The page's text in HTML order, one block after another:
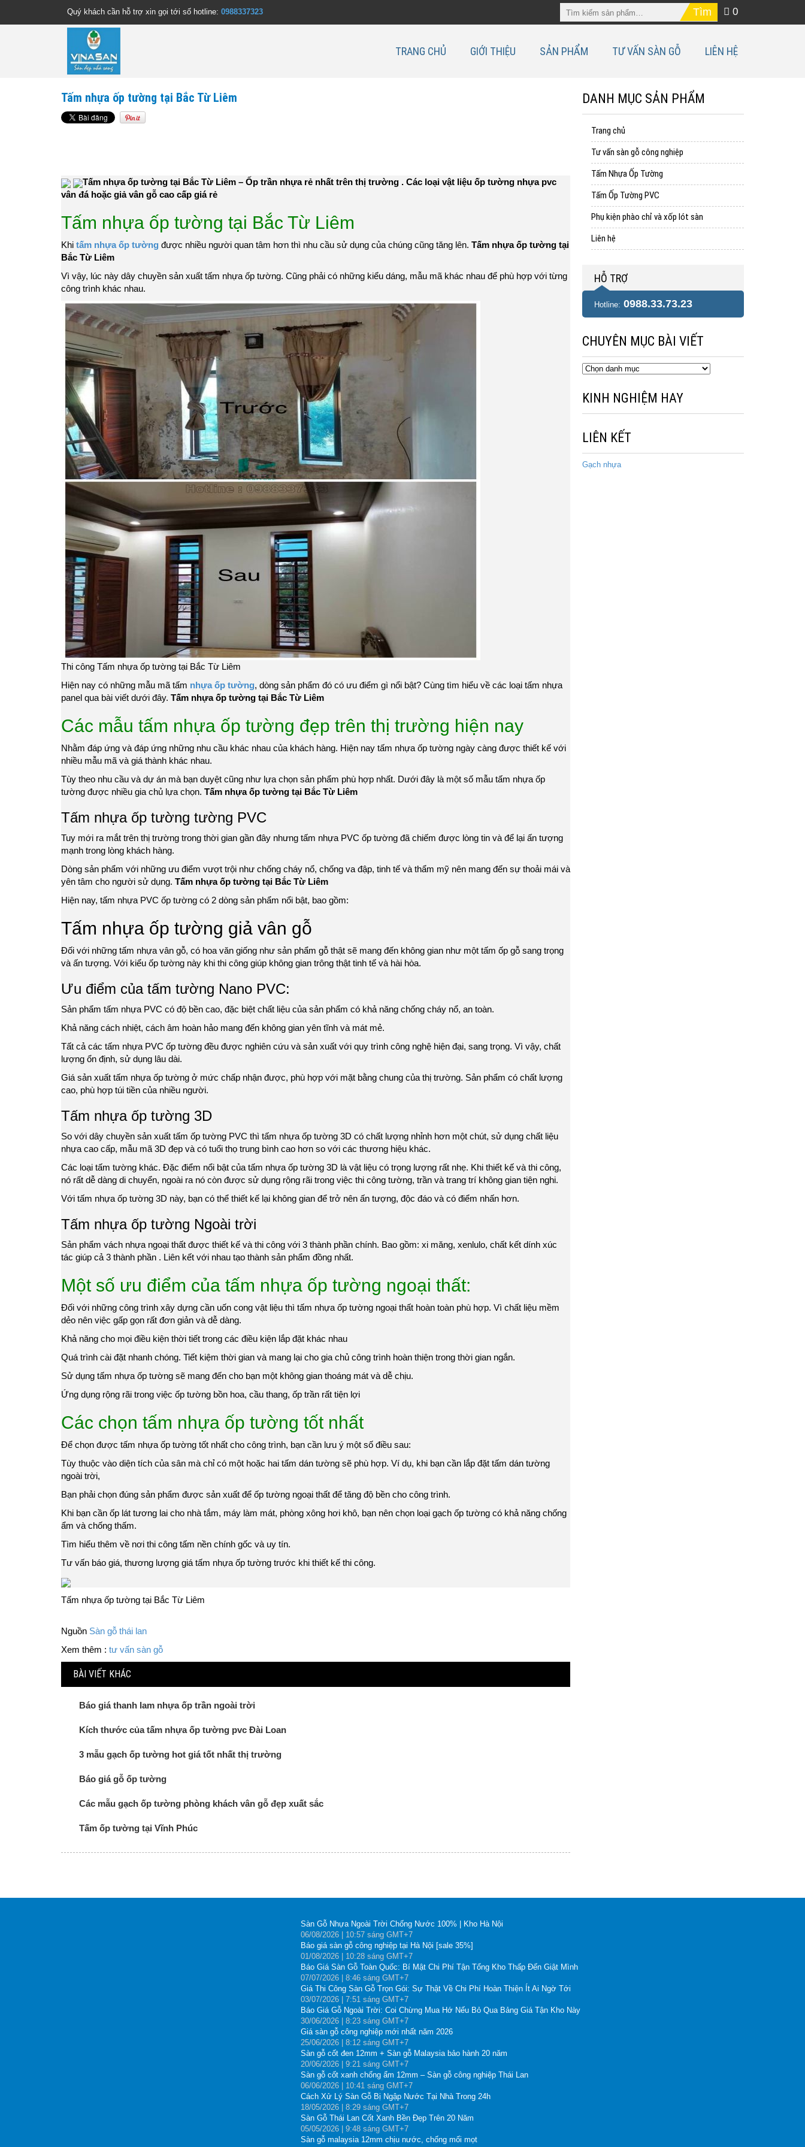
Quý khách cần hỗ trợ xin gọi tới số hotline: 0988337323 0
TRANG CHỦ GIỚI THIỆU SẢN PHẨM TƯ VẤN SÀN GỖ LIÊN HỆ
Tấm nhựa ốp tường tại Bắc Từ Liêm
Tấm nhựa ốp tường tại Bắc Từ Liêm – Ốp trần nhựa rẻ nhất trên thị trường . Các loại vật liệu ốp tường nhựa pvc
vân đá hoặc giả vân gỗ cao cấp giá rẻ
Tấm nhựa ốp tường tại Bắc Từ Liêm
Khi tấm nhựa ốp tường được nhiều người quan tâm hơn thì nhu cầu sử dụng của chúng cũng tăng lên. Tấm nhựa ốp tường tại
Bắc Từ Liêm
Vì vậy, lúc này dây chuyền sản xuất tấm nhựa ốp tường. Cũng phải có những kiểu dáng, mẫu mã khác nhau để phù hợp với từng
công trình khác nhau.
Thi công Tấm nhựa ốp tường tại Bắc Từ Liêm
Hiện nay có những mẫu mã tấm nhựa ốp tường, dòng sản phẩm đó có ưu điểm gì nổi bật? Cùng tìm hiểu về các loại tấm nhựa
panel qua bài viết dưới đây. Tấm nhựa ốp tường tại Bắc Từ Liêm
Các mẫu tấm nhựa ốp tường đẹp trên thị trường hiện nay
Nhằm đáp ứng và đáp ứng những nhu cầu khác nhau của khách hàng. Hiện nay tấm nhựa ốp tường ngày càng được thiết kế với
nhiều mẫu mã và giá thành khác nhau.
Tùy theo nhu cầu và dự án mà bạn duyệt cũng như lựa chọn sản phẩm phù hợp nhất. Dưới đây là một số mẫu tấm nhựa ốp
tường được nhiều gia chủ lựa chọn. Tấm nhựa ốp tường tại Bắc Từ Liêm
Tấm nhựa ốp tường tường PVC
Tuy mới ra mắt trên thị trường trong thời gian gần đây nhưng tấm nhựa PVC ốp tường đã chiếm được lòng tin và để lại ấn tượng
mạnh trong lòng khách hàng.
Dòng sản phẩm với những ưu điểm vượt trội như chống cháy nổ, chống va đập, tinh tế và thẩm mỹ nên mang đến sự thoải mái và
yên tâm cho người sử dụng. Tấm nhựa ốp tường tại Bắc Từ Liêm
Hiện nay, tấm nhựa PVC ốp tường có 2 dòng sản phẩm nổi bật, bao gồm:
Tấm nhựa ốp tường giả vân gỗ
Đối với những tấm nhựa vân gỗ, có hoa văn giống như sản phẩm gỗ thật sẽ mang đến không gian như một tấm ốp gỗ sang trọng
và ấn tượng. Với kiểu ốp tường này khi thi công giúp không gian trông thật tinh tế và hài hòa.
Ưu điểm của tấm tường Nano PVC:
Sản phẩm tấm nhựa PVC có độ bền cao, đặc biệt chất liệu của sản phẩm có khả năng chống cháy nổ, an toàn.
Khả năng cách nhiệt, cách âm hoàn hảo mang đến không gian yên tĩnh và mát mẻ.
Tất cả các tấm nhựa PVC ốp tường đều được nghiên cứu và sản xuất với quy trình công nghệ hiện đại, sang trọng. Vì vậy, chất
lượng ổn định, sử dụng lâu dài.
Giá sản xuất tấm nhựa ốp tường ở mức chấp nhận được, phù hợp với mặt bằng chung của thị trường. Sản phẩm có chất lượng
cao, phù hợp túi tiền của nhiều người.
Tấm nhựa ốp tường 3D
So với dây chuyền sản xuất tấm ốp tường PVC thì tấm nhựa ốp tường 3D có chất lượng nhỉnh hơn một chút, sử dụng chất liệu
nhựa cao cấp, mẫu mã 3D đẹp và có tuổi thọ trung bình cao hơn so với các thương hiệu khác.
Các loại tấm tường khác. Đặc điểm nổi bật của tấm nhựa ốp tường 3D là vật liệu có trọng lượng rất nhẹ. Khi thiết kế và thi công,
nó rất dễ dàng di chuyển, ngoài ra nó còn được sử dụng rộng rãi trong việc thi công tường, trần và trang trí không gian tiện nghi.
Với tấm nhựa ốp tường 3D này, bạn có thể thiết kế lại không gian để trở nên ấn tượng, độc đáo và có điểm nhấn hơn.
Tấm nhựa ốp tường Ngoài trời
Sản phẩm vách nhựa ngoại thất được thiết kế và thi công với 3 thành phần chính. Bao gồm: xi măng, xenlulo, chất kết dính xúc
tác giúp cả 3 thành phần . Liên kết với nhau tạo thành sản phẩm đồng nhất.
Một số ưu điểm của tấm nhựa ốp tường ngoại thất:
Đối với những công trình xây dựng cần uốn cong vật liệu thì tấm nhựa ốp tường ngoại thất hoàn toàn phù hợp. Vì chất liệu mềm
dẻo nên việc gấp gọn rất đơn giản và dễ dàng.
Khả năng cho mọi điều kiện thời tiết trong các điều kiện lắp đặt khác nhau
Quá trình cài đặt nhanh chóng. Tiết kiệm thời gian và mang lại cho gia chủ công trình hoàn thiện trong thời gian ngắn.
Sử dụng tấm nhựa ốp tường sẽ mang đến cho bạn một không gian thoáng mát và dễ chịu.
Ứng dụng rộng rãi trong việc ốp tường bồn hoa, cầu thang, ốp trần rất tiện lợi
Các chọn tấm nhựa ốp tường tốt nhất
Để chọn được tấm nhựa ốp tường tốt nhất cho công trình, bạn cần lưu ý một số điều sau:
Tùy thuộc vào diện tích của sân mà chỉ có một hoặc hai tấm dán tường sẽ phù hợp. Ví dụ, khi bạn cần lắp đặt tấm dán tường
ngoài trời,
Bạn phải chọn đúng sản phẩm được sản xuất để ốp tường ngoại thất để tăng độ bền cho công trình.
Khi bạn cần ốp lát tương lai cho nhà tắm, máy làm mát, phòng xông hơi khô, bạn nên chọn loại gạch ốp tường có khả năng chống
ẩm và chống thấm.
Tìm hiểu thêm về nơi thi công tấm nền chính gốc và uy tín.
Tư vấn báo giá, thương lượng giá tấm nhựa ốp tường trước khi thiết kế thi công.
Tấm nhựa ốp tường tại Bắc Từ Liêm
Nguồn Sàn gỗ thái lan
Xem thêm : tư vấn sàn gỗ
BÀI VIẾT KHÁC
Báo giá thanh lam nhựa ốp trần ngoài trời
Kích thước của tấm nhựa ốp tường pvc Đài Loan
3 mẫu gạch ốp tường hot giá tốt nhất thị trường
Báo giá gỗ ốp tường
Các mẫu gạch ốp tường phòng khách vân gỗ đẹp xuất sắc
Tấm ốp tường tại Vĩnh Phúc
DANH MỤC SẢN PHẨM
Trang chủ
Tư vấn sàn gỗ công nghiệp
Tấm Nhựa Ốp Tường
Tấm Ốp Tường PVC
Phụ kiện phào chỉ và xốp lót sàn
Liên hệ
HỖ TRỢ
Hotline: 0988.33.73.23
CHUYÊN MỤC BÀI VIẾT
Chuyên
viết
KINH NGHIỆM HAY
LIÊN KẾT
Gạch nhựa
Sàn Gỗ Nhựa Ngoài Trời Chống Nước 100% | Kho Hà Nội
06/08/2026 | 10:57 sáng GMT+7
Báo giá sàn gỗ công nghiệp tại Hà Nội [sale 35%]
01/08/2026 | 10:28 sáng GMT+7
Báo Giá Sàn Gỗ Toàn Quốc: Bí Mật Chi Phí Tận Tổng Kho Thấp Đến Giật Mình
07/07/2026 | 8:46 sáng GMT+7
Giá Thi Công Sàn Gỗ Trọn Gói: Sự Thật Về Chi Phí Hoàn Thiện Ít Ai Ngờ Tới
03/07/2026 | 7:51 sáng GMT+7
Báo Giá Gỗ Ngoài Trời: Coi Chừng Mua Hớ Nếu Bỏ Qua Bảng Giá Tận Kho Này
30/06/2026 | 8:23 sáng GMT+7
Giá sàn gỗ công nghiệp mới nhất năm 2026
25/06/2026 | 8:12 sáng GMT+7
Sàn gỗ cốt đen 12mm + Sàn gỗ Malaysia bảo hành 20 năm
20/06/2026 | 9:21 sáng GMT+7
Sàn gỗ cốt xanh chống ẩm 12mm – Sàn gỗ công nghiệp Thái Lan
06/06/2026 | 10:41 sáng GMT+7
Cách Xử Lý Sàn Gỗ Bị Ngập Nước Tại Nhà Trong 24h
18/05/2026 | 8:29 sáng GMT+7
Sàn Gỗ Thái Lan Cốt Xanh Bền Đẹp Trên 20 Năm
05/05/2026 | 9:48 sáng GMT+7
Sàn gỗ malaysia 12mm chịu nước, chống mối mọt